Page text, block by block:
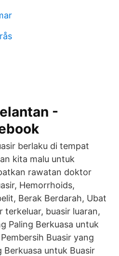
-
berlaku di tempat
kita malu untuk
rawatan doktor
Hemorrhoids,
Berak Berdarah, Ubat
terkeluar, buasir luaran,
Paling Berkuasa untuk
Buasir yang
Berkuasa untuk Buasir